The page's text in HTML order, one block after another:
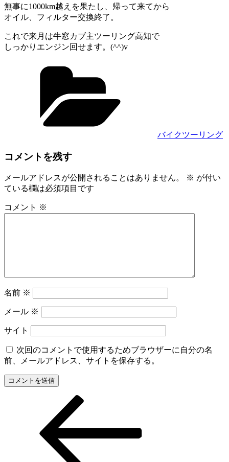
無事に1000km越えを果たし、帰って来てから
オイル、フィルター交換終了。
これで来月は牛窓カブ主ツーリング高知で
しっかりエンジン回せます。(^^)v
バイクツーリング
コメントを残す
メールアドレスが公開されることはありません。 ※ が付い
ている欄は必須項目です
コメント ※
名前 ※
メール ※
サイト
次回のコメントで使用するためブラウザーに自分の名
前、メールアドレス、サイトを保存する。